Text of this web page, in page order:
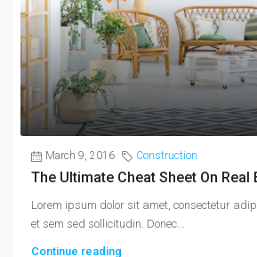
March 9, 2016 Construction
The Ultimate Cheat Sheet On Real
Lorem ipsum dolor sit amet, consectetur
et sem sed sollicitudin. Donec...
Continue reading